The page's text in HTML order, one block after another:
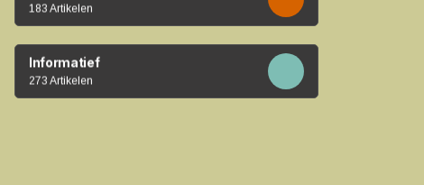
183 Artikelen
Informatief
273 Artikelen